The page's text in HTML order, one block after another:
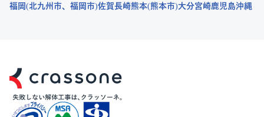
福岡 北九州市 福岡市 佐賀長崎熊本 熊本市 大分宮崎鹿児島沖縄